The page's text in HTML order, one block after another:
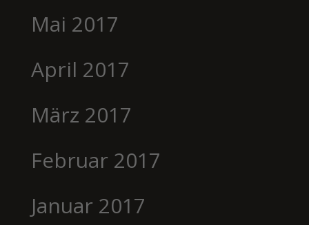
Mai 2017
April 2017
März 2017
Februar 2017
Januar 2017